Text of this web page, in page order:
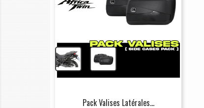
Pack Valises Latérales...